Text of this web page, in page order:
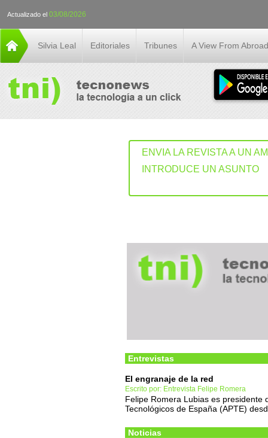
Actualizado el 03/08/2026
Silvia Leal Editoriales Tribunes A View From Abroad
ENVIA LA REVISTA A UN
INTRODUCE UN ASUNTO
Entrevistas
El engranaje de la red
Escrito por: Entrevista Felipe Romera
Felipe Romera Lubias es presidente
Tecnológicos de España (APTE)
Noticias